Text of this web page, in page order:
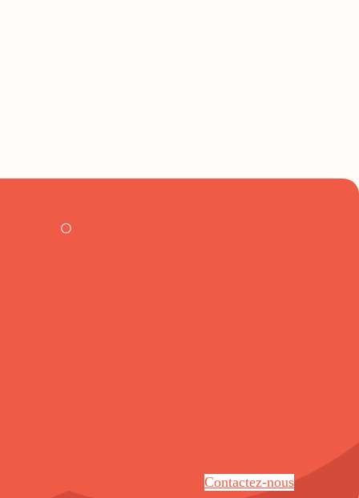
Contactez-nous